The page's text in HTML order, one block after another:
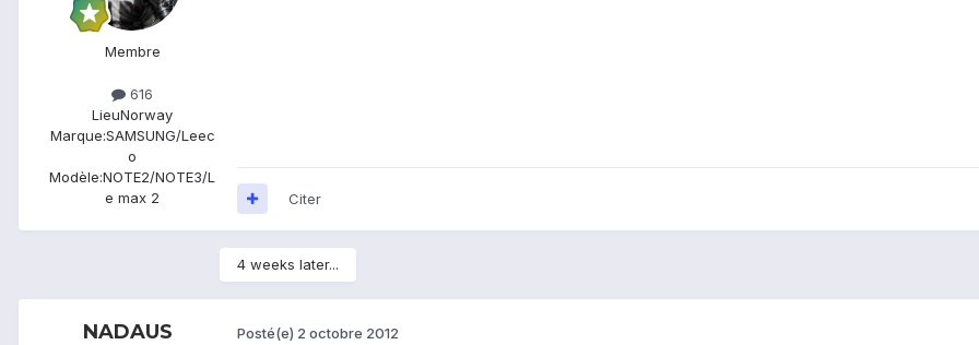
Membre
616
LieuNorway
Marque:SAMSUNG/Leec
o
Modèle:NOTE2/NOTE3/L
e max 2
Citer
4 weeks later...
NADAUS Posté(e) 2 octobre 2012